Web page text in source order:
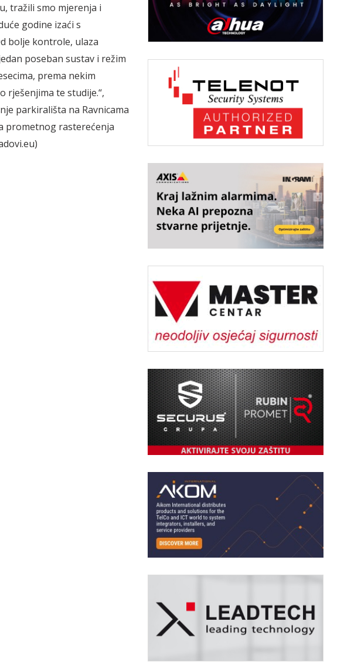
tražili smo mjerenja i
godine izaći s
bolje kontrole, ulaza
poseban sustav i režim
prema nekim
rješenjima te studije.“,
parkirališta na Ravnicama
prometnog rasterećenja